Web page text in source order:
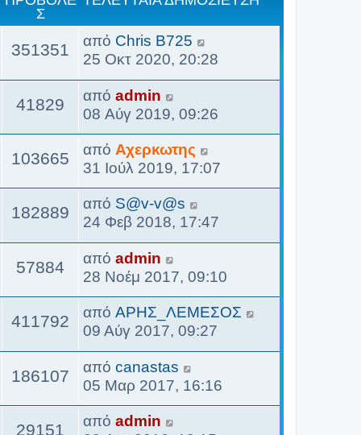
η
ε
υ
ς
η
μ
ο
σ
ί
υ
σ
η
ς
α
ς
δ
η
ο
σ
ί
ε
υ
σ
η
ς
τ
α
ς
η
μ
σ
σ
η
ς
ς
τ
λ
ε
τ
α
ί
α
ς
η
μ
σ
ί
ε
υ
η
ς
τ
η
ε
λ
ε
υ
τ
α
ί
α
δ
η
μ
ο
σ
ί
ε
υ
Σ
351351 από Chris B725
25 Οκτ 2020, 20:28
41829 από admin
08 Αύγ 2019, 09:26
103665 από Αχερκωτης
31 Ιούλ 2019, 17:07
182889 από S@v-v@s
24 Φεβ 2018, 17:47
57884 από admin
28 Νοέμ 2017, 09:10
411792 από ΑΡΗΣ_ΛΕΜΕΣΟΣ
09 Αύγ 2017, 09:27
186107 από canastas
05 Μαρ 2017, 16:16
29151 από admin